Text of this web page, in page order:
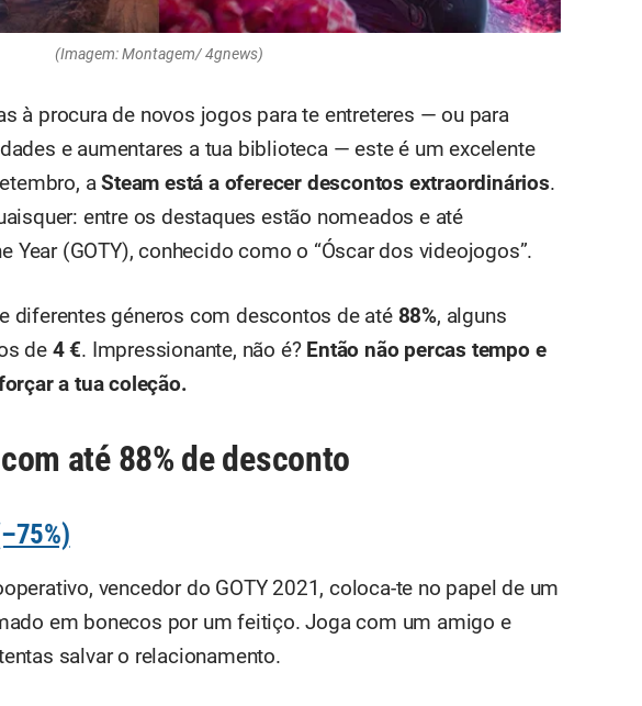
(Imagem: Montagem/ 4gnews)
à procura de novos jogos para te entreteres — ou para
e aumentares a tua biblioteca — este é um excelente
aSteam está a oferecer descontos extraordinários.
entre os destaques estão nomeados e até
Year (GOTY), conhecido como o “Óscar dos videojogos”.
diferentes géneros com descontos de até 88%, alguns
de 4 €. Impressionante, não é?Então não percas tempo e
a tua coleção.
até 88% de desconto
vencedor do GOTY 2021, coloca-te no papel de um
em bonecos por um feitiço. Joga com um amigo e
salvar o relacionamento.